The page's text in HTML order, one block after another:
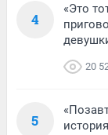
4
«Это
20
5